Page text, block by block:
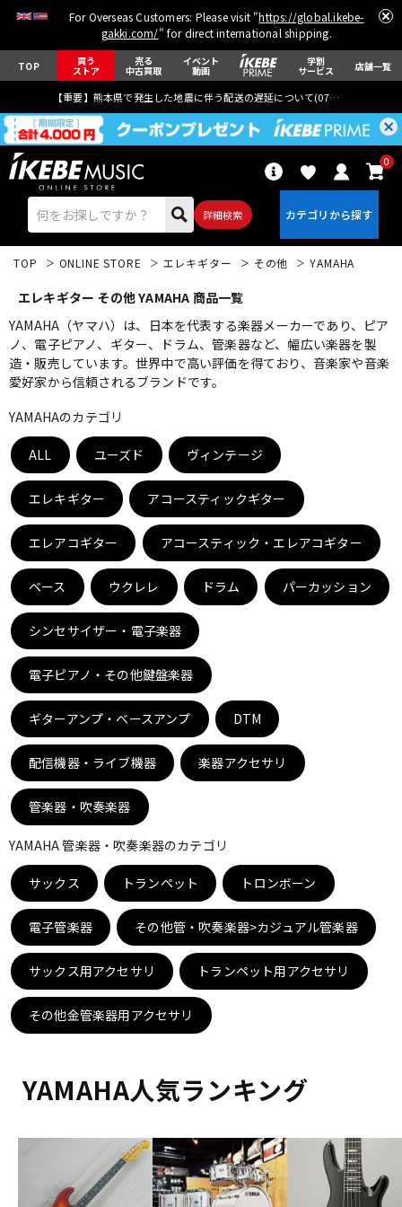
For Overseas Customers: Please visit "https://global.ikebe-
gakki.com/" for direct international shipping.
TOP 買う
ストア
売る
中古買取
イベント
動画
学割
サービス 店舗一覧
【重要】熊本県で発生した地震に伴う配送の遅延について(07月29日
詳細検索
0
エレキギター アコギ/エレアコ
ドラム パーカッション
キーボード 電子ピアノ
管楽器
DTM オンライン納品
配信/ライブ機器 楽器アクセサリ
中古 ヴィンテージ
TOP ONLINE STORE エレキギター その他 YAMAHA
エレキギター その他 YAMAHA 商品一覧
YAMAHA（ヤマハ）は、日本を代表する楽器メーカーであり、ピア
ノ、電子ピアノ、ギター、ドラム、管楽器など、幅広い楽器を製
造・販売しています。世界中で高い評価を得ており、音楽家や音楽
愛好家から信頼されるブランドです。
YAMAHAのカテゴリ
ALL ユーズド ヴィンテージ
エレキギター アコースティックギター
エレアコギター アコースティック・エレアコギター
ベース ウクレレ ドラム パーカッション
シンセサイザー・電子楽器
電子ピアノ・その他鍵盤楽器
ギターアンプ・ベースアンプ DTM
配信機器・ライブ機器 楽器アクセサリ
管楽器・吹奏楽器
YAMAHA 管楽器・吹奏楽器のカテゴリ
サックス トランペット トロンボーン
電子管楽器 その他管・吹奏楽器>カジュアル管楽器
サックス用アクセサリ トランペット用アクセサリ
その他金管楽器用アクセサリ
YAMAHA人気ランキング